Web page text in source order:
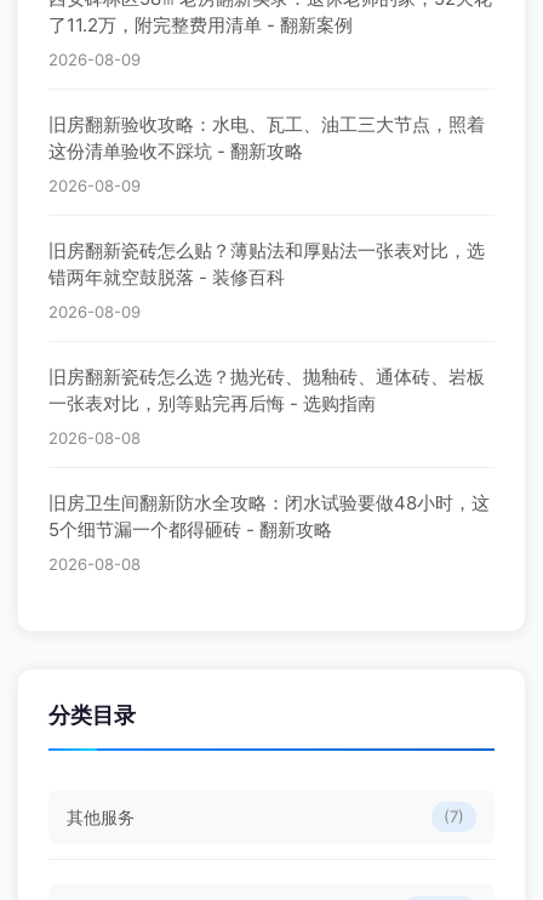
了11.2万，附完整费用清单 - 翻新案例
2026-08-09
旧房翻新验收攻略：水电、瓦工、油工三大节点，照着
这份清单验收不踩坑 - 翻新攻略
2026-08-09
旧房翻新瓷砖怎么贴？薄贴法和厚贴法一张表对比，选
错两年就空鼓脱落 - 装修百科
2026-08-09
旧房翻新瓷砖怎么选？抛光砖、抛釉砖、通体砖、岩板
一张表对比，别等贴完再后悔 - 选购指南
2026-08-08
旧房卫生间翻新防水全攻略：闭水试验要做48小时，这
5个细节漏一个都得砸砖 - 翻新攻略
2026-08-08
分类目录
其他服务 (7)